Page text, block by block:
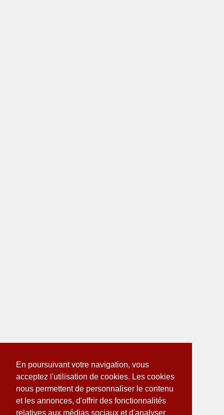
En poursuivant votre navigation, vous
acceptez l'utilisation de cookies. Les cookies
nous permettent de personnaliser le contenu
et les annonces, d'offrir des fonctionnalités
relatives aux médias sociaux et d'analyser